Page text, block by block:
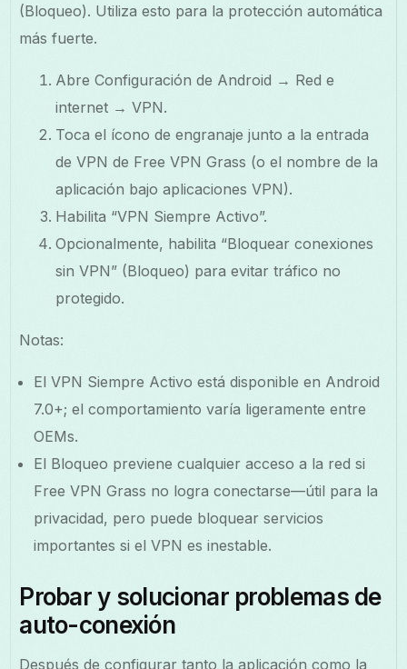
(Bloqueo). Utiliza esto para la protección automática
más fuerte.
Abre Configuración de Android → Red e
internet → VPN.
Toca el ícono de engranaje junto a la entrada
de VPN de Free VPN Grass (o el nombre de la
aplicación bajo aplicaciones VPN).
Habilita “VPN Siempre Activo”.
Opcionalmente, habilita “Bloquear conexiones
sin VPN” (Bloqueo) para evitar tráfico no
protegido.
Notas:
El VPN Siempre Activo está disponible en Android
7.0+; el comportamiento varía ligeramente entre
OEMs.
El Bloqueo previene cualquier acceso a la red si
Free VPN Grass no logra conectarse—útil para la
privacidad, pero puede bloquear servicios
importantes si el VPN es inestable.
Probar y solucionar problemas de
auto-conexión
Después de configurar tanto la aplicación como la